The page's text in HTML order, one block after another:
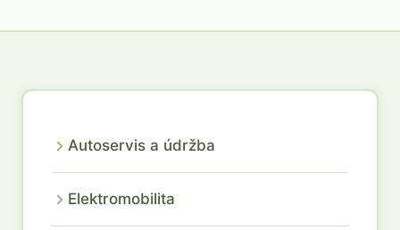
Autoservis a údržba
Elektromobilita